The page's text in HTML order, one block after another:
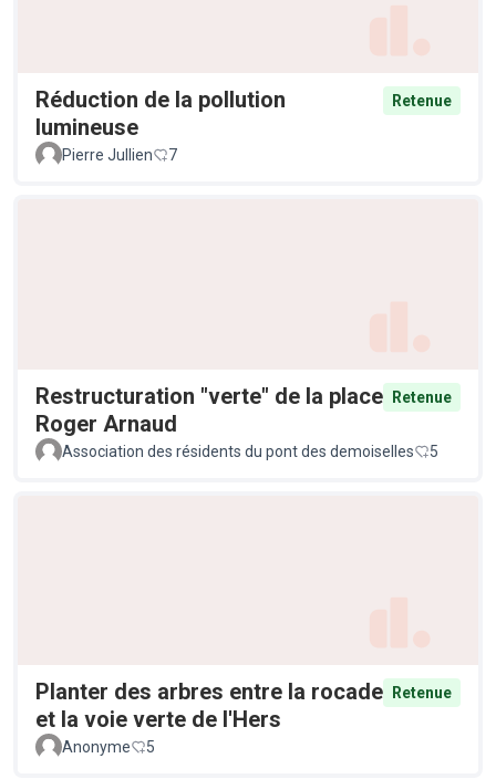
Réduction de la pollution
lumineuse
Retenue
Pierre Jullien 7
Restructuration "verte" de la place
Roger Arnaud
Retenue
Association des résidents du pont des demoiselles 5
Planter des arbres entre la rocade
et la voie verte de l'Hers
Retenue
Anonyme 5